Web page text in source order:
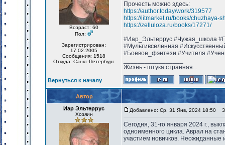
Возраст: 60
Пол:
Зарегистрирован:
17.02.2005
Сообщения: 1518
Откуда: Санкт-Петербург
Прочесть можно здесь:
https://author.today/work/319577
https://litmarket.ru/books/chuzhaya-
https://zelluloza.ru/books/17271/
#Иар_Эльтеррус #Чужая_школа
#Мультивселенная
#Боевое_фэнтези #Учителя
Жизнь - штука странная...
Вернуться к началу
Автор
Иар Эльтеррус
Хозяин
Добавлено: Ср, 31 Янв, 2024 18:50
Сегодня, 31-го января 2024 г.,
одноименного цикла. Аврал на
участием новичков. Неожиданные